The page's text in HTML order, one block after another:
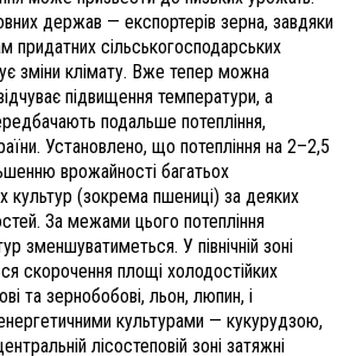
держав — експортерів зерна, завдяки
придатних сільськогосподарських
зміни клімату. Вже тепер можна
підвищення температури, а
подальше потепління,
Установлено, що потепління на 2–2,5
врожайності багатьох
культур (зокрема пшениці) за деяких
За межами цього потепління
зменшуватиметься. У північній зоні
скорочення площі холодостійких
та зернобобові, льон, люпин, і
культурами — кукурудзою,
лісостеповій зоні затяжні